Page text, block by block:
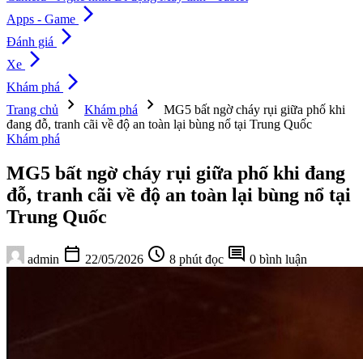
Apps - Game arrow_forward_ios
Đánh giá arrow_forward_ios
Xe arrow_forward_ios
Khám phá arrow_forward_ios
Trang chủ chevron_right Khám phá chevron_right
MG5 bất ngờ cháy rụi giữa phố khi
đang đỗ, tranh cãi về độ an toàn lại bùng nổ tại Trung Quốc
Khám phá
MG5 bất ngờ cháy rụi giữa phố khi đang
đỗ, tranh cãi về độ an toàn lại bùng nổ tại
Trung Quốc
admin calendar_today 22/05/2026 schedule 8 phút đọc comment 0 bình luận